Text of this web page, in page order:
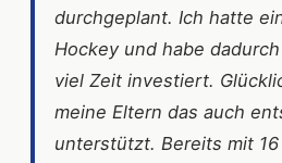
durchgeplant. Ich hatte
Hockey und habe
viel Zeit investiert.
meine Eltern das auch
unterstützt. Bereits mit